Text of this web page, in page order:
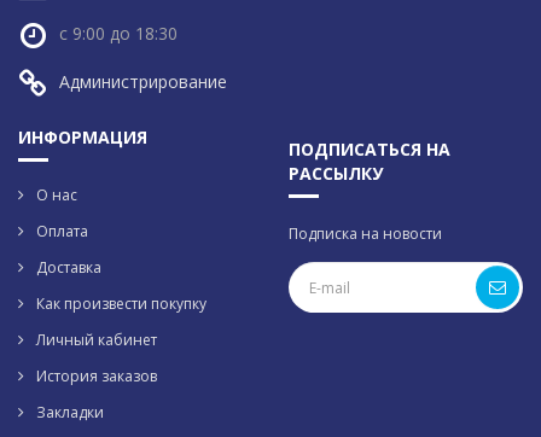
с 9:00 до 18:30
Администрирование
ИНФОРМАЦИЯ
О нас
Оплата
Доставка
Как произвести покупку
Личный кабинет
История заказов
Закладки
ПОДПИСАТЬСЯ НА
РАССЫЛКУ
Подписка на новости